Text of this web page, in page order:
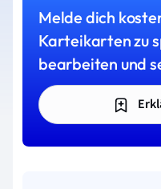
Melde dich
Karteikarten zu
bearbeiten und